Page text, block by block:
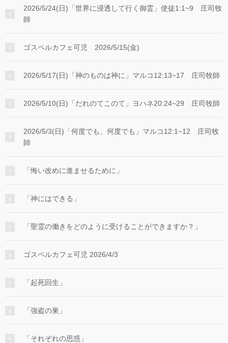
2026/5/24(日)「世界に浸透して行く御霊」使徒1:1~9 庄司牧
師
ゴスペルカフェ可児 2026/5/15(金)
2026/5/17(日)「神のものは神に」マルコ12:13~17 庄司牧師
2026/5/10(日)「だれのてこのて」ヨハネ20:24~29 庄司牧師
2026/5/3(日)「何度でも、何度でも」マルコ12:1~12 庄司牧
師
「悔い改めに進ませるために」
「神にはできる」
「聖霊の働きをどのように受けることができますか？」
ゴスペルカフェ可児 2026/4/3
「起死回生」
「強盗の巣」
「それぞれの思惑」